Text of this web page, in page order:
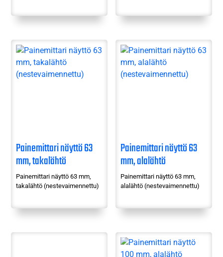
Painemittari näyttö 63
mm, takalähtö
(nestevaimennettu)
Painemittari näyttö 63 mm,
takalähtö (nestevaimennettu)
Painemittari näyttö 63
mm, alalähtö
(nestevaimennettu)
Painemittari näyttö 63 mm,
alalähtö (nestevaimennettu)